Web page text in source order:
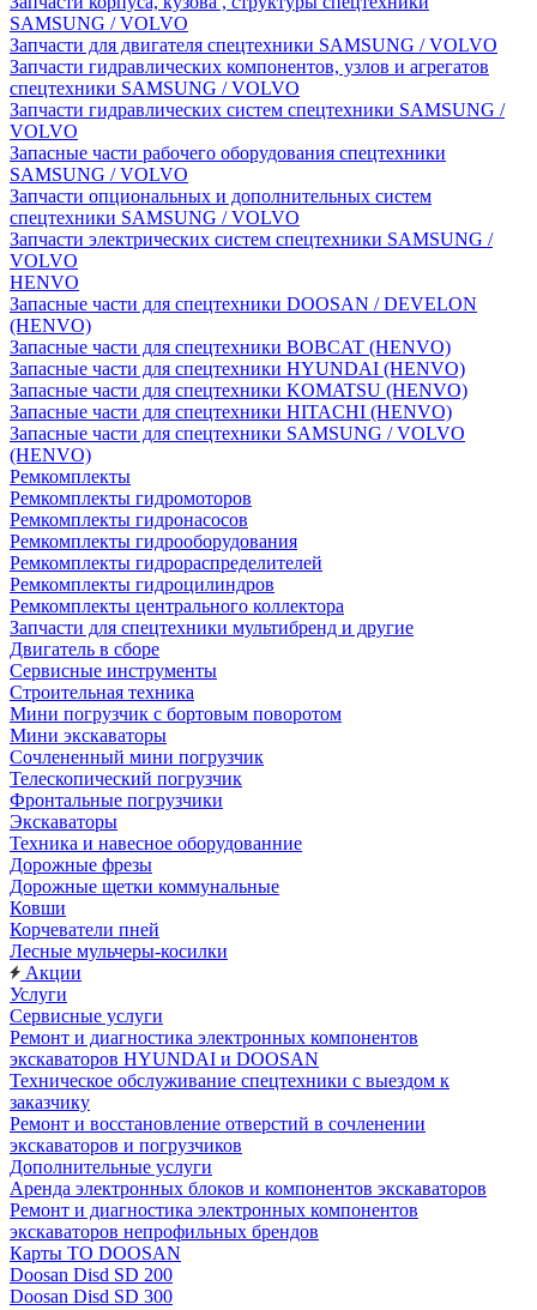
SAMSUNG / VOLVO
Запчасти для двигателя спецтехники SAMSUNG / VOLVO
Запчасти гидравлических компонентов, узлов и агрегатов
спецтехники SAMSUNG / VOLVO
Запчасти гидравлических систем спецтехники SAMSUNG /
VOLVO
Запасные части рабочего оборудования спецтехники
SAMSUNG / VOLVO
Запчасти опциональных и дополнительных систем
спецтехники SAMSUNG / VOLVO
Запчасти электрических систем спецтехники SAMSUNG /
VOLVO
HENVO
Запасные части для спецтехники DOOSAN / DEVELON
(HENVO)
Запасные части для спецтехники BOBCAT (HENVO)
Запасные части для спецтехники HYUNDAI (HENVO)
Запасные части для спецтехники KOMATSU (HENVO)
Запасные части для спецтехники HITACHI (HENVO)
Запасные части для спецтехники SAMSUNG / VOLVO
(HENVO)
Ремкомплекты
Ремкомплекты гидромоторов
Ремкомплекты гидронасосов
Ремкомплекты гидрооборудования
Ремкомплекты гидрораспределителей
Ремкомплекты гидроцилиндров
Ремкомплекты центрального коллектора
Запчасти для спецтехники мультибренд и другие
Двигатель в сборе
Сервисные инструменты
Строительная техника
Мини погрузчик с бортовым поворотом
Мини экскаваторы
Сочлененный мини погрузчик
Телескопический погрузчик
Фронтальные погрузчики
Экскаваторы
Техника и навесное оборудованние
Дорожные фрезы
Дорожные щетки коммунальные
Ковши
Корчеватели пней
Лесные мульчеры-косилки
Акции
Услуги
Сервисные услуги
Ремонт и диагностика электронных компонентов
экскаваторов HYUNDAI и DOOSAN
Техническое обслуживание спецтехники с выездом к
заказчику
Ремонт и восстановление отверстий в сочленении
экскаваторов и погрузчиков
Дополнительные услуги
Аренда электронных блоков и компонентов экскаваторов
Ремонт и диагностика электронных компонентов
экскаваторов непрофильных брендов
Карты ТО DOOSAN
Doosan Disd SD 200
Doosan Disd SD 300